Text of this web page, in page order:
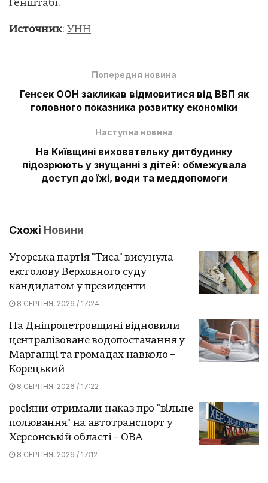
Генштабі.
Источник: УНН
Попередня новина
Генсек ООН закликав відмовитися від ВВП як
головного показника розвитку економіки
Наступна новина
На Київщині виховательку дитбудинку
підозрюють у знущанні з дітей: обмежувала
доступ до їжі, води та меддопомоги
Схожі Новини
Угорська партія "Тиса" висунула
ексголову Верховного суду
кандидатом у президенти
8 СЕРПНЯ, 2026 / 17:24
На Дніпропетровщині відновили
централізоване водопостачання у
Марганці та громадах навколо –
Корецький
8 СЕРПНЯ, 2026 / 17:22
росіяни отримали наказ про "вільне
полювання" на автотранспорт у
Херсонській області – ОВА
8 СЕРПНЯ, 2026 / 17:12